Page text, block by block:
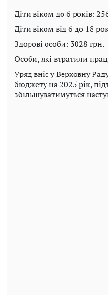
Діти віком до 6 років:
Діти віком від 6 до 18
Здорові особи: 3028 грн.
Особи, які втратили
Уряд вніс у Верховну
бюджету на 2025 рік,
збільшуватимуться